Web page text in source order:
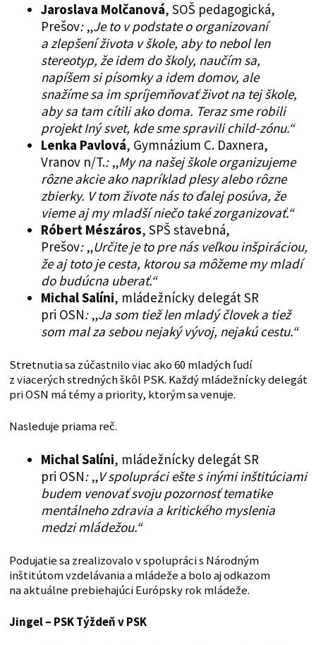
Jaroslava Molčanová, SOŠ pedagogická,
Prešov:„Je to v podstate o organizovaní
a zlepšení života v škole, aby to nebol len
stereotyp, že idem do školy, naučím sa,
napíšem si písomky a idem domov, ale
snažíme sa im spríjemňovať život na tej škole,
aby sa tam cítili ako doma. Teraz sme robili
projekt Iný svet, kde sme spravili child-zónu.“
Lenka Pavlová, Gymnázium C. Daxnera,
Vranov n/T.:„My na našej škole organizujeme
rôzne akcie ako napríklad plesy alebo rôzne
zbierky. V tom živote nás to ďalej posúva, že
vieme aj my mladší niečo také zorganizovať.“
Róbert Mészáros, SPŠ stavebná,
Prešov:„Určite je to pre nás veľkou inšpiráciou,
že aj toto je cesta, ktorou sa môžeme my mladí
do budúcna uberať.“
Michal Salíni, mládežnícky delegát SR
pri OSN:„Ja som tiež len mladý človek a tiež
som mal za sebou nejaký vývoj, nejakú cestu.“
Stretnutia sa zúčastnilo viac ako 60 mladých ľudí
z viacerých stredných škôl PSK. Každý mládežnícky delegát
pri OSN má témy a priority, ktorým sa venuje.
Nasleduje priama reč.
Michal Salíni, mládežnícky delegát SR
pri OSN:„V spolupráci ešte s inými inštitúciami
budem venovať svoju pozornosť tematike
mentálneho zdravia a kritického myslenia
medzi mládežou.“
Podujatie sa zrealizovalo v spolupráci s Národným
inštitútom vzdelávania a mládeže a bolo aj odkazom
na aktuálne prebiehajúci Európsky rok mládeže.
Jingel – PSK Týždeň v PSK